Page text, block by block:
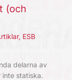
(och
, ESB
delarna av
inte statiska.